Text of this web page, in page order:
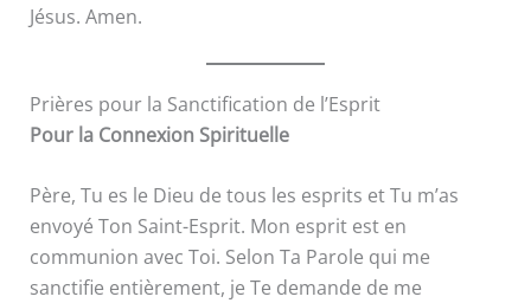
Jésus. Amen.
Prières pour la Sanctification de l’Esprit
Pour la Connexion Spirituelle
Père, Tu es le Dieu de tous les esprits et Tu m’as
envoyé Ton Saint-Esprit. Mon esprit est en
communion avec Toi. Selon Ta Parole qui me
sanctifie entièrement, je Te demande de me